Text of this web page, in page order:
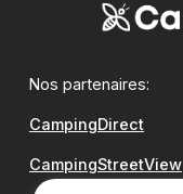
Nos partenaires:
CampingDirect
CampingStreetView